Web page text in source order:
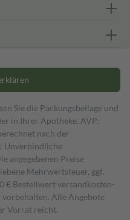
Sie die Packungsbeilage und
in Ihrer Apotheke. AVP:
nach der
Unverbindliche
angegebenen Preise
Mehrwertsteuer, ggf.
€ Bestell­wert versand­kosten­
Alle Angebote
Vorrat reicht.